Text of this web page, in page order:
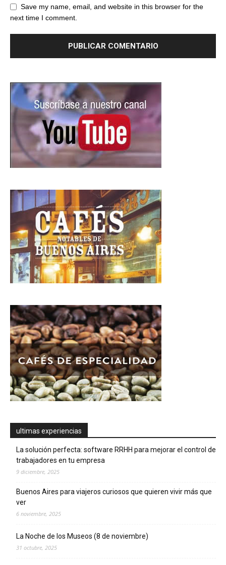
Save my name, email, and website in this browser for the
next time I comment.
ultimas experiencias
La solución perfecta: software RRHH para mejorar el control de
trabajadores en tu empresa
9 diciembre, 2025
Buenos Aires para viajeros curiosos que quieren vivir más que
ver
6 noviembre, 2025
La Noche de los Museos (8 de noviembre)
31 octubre, 2025